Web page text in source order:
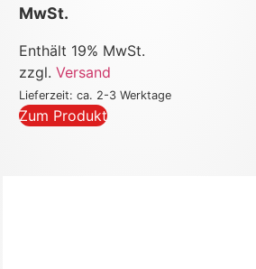
MwSt.
Enthält 19% MwSt.
zzgl.Versand
Lieferzeit: ca. 2-3 Werktage
Zum Produkt